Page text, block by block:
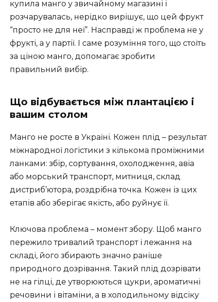
купила манго у звичайному магазині і
розчарувалась, нерідко вирішує, що цей фрукт
“просто не для неї”. Насправді ж проблема не у
фрукті, а у партії. І саме розуміння того, що стоїть
за ціною манго, допомагає зробити
правильний вибір.
Що відбувається між плантацією і
вашим столом
Манго не росте в Україні. Кожен плід – результат
міжнародної логістики з кількома проміжними
ланками: збір, сортування, охолодження, авіа
або морський транспорт, митниця, склад
дистриб’ютора, роздрібна точка. Кожен із цих
етапів або зберігає якість, або руйнує її.
Ключова проблема – момент збору. Щоб манго
пережило тривалий транспорт і лежання на
складі, його збирають значно раніше
природного дозрівання. Такий плід дозрівати
не на гілці, де утворюються цукри, ароматичні
речовини і вітаміни, а в холодильному відсіку